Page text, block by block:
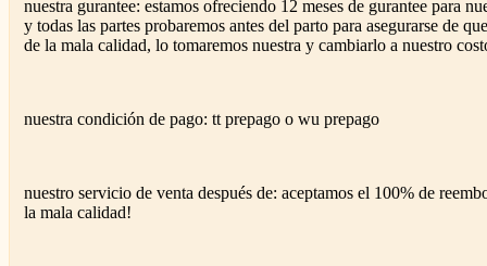
nuestra gurantee: estamos ofreciendo 12 meses de gurantee para
y todas las partes probaremos antes del parto para asegurarse de
de la mala calidad, lo tomaremos nuestra y cambiarlo a nuestro
nuestra condición de pago: tt prepago o wu prepago
nuestro servicio de venta después de: aceptamos el 100% de
la mala calidad!